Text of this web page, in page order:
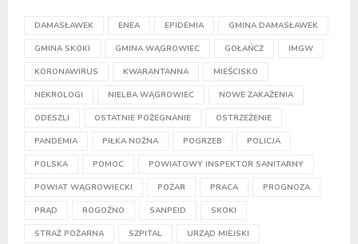
DAMASŁAWEK ENEA EPIDEMIA GMINA DAMASŁAWEK
GMINA SKOKI GMINA WĄGROWIEC GOŁAŃCZ IMGW
KORONAWIRUS KWARANTANNA MIEŚCISKO
NEKROLOGI NIELBA WĄGROWIEC NOWE ZAKAŻENIA
ODESZLI OSTATNIE POŻEGNANIE OSTRZEŻENIE
PANDEMIA PIŁKA NOŻNA POGRZEB POLICJA
POLSKA POMOC POWIATOWY INSPEKTOR SANITARNY
POWIAT WĄGROWIECKI POŻAR PRACA PROGNOZA
PRĄD ROGOŹNO SANPEID SKOKI
STRAŻ POŻARNA SZPITAL URZĄD MIEJSKI